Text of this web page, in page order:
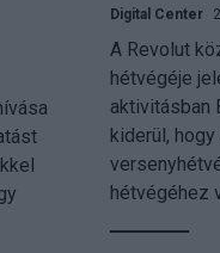
Digital Center
A Revolut
hétvégéje
aktivitásban
kiderül,
hétvégéhez